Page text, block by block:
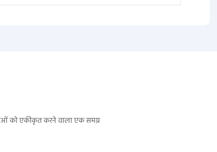
को एकीकृत करने वाला एक समग्र